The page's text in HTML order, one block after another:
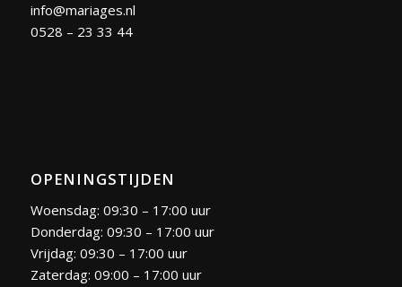
info@mariages.nl
0528 – 23 33 44
OPENINGSTIJDEN
Woensdag: 09:30 – 17:00 uur
Donderdag: 09:30 – 17:00 uur
Vrijdag: 09:30 – 17:00 uur
Zaterdag: 09:00 – 17:00 uur